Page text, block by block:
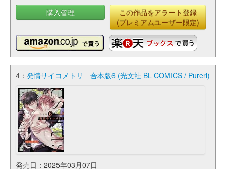
購入管理
この作品をアラート登録
(プレミアムユーザー限定)
4： 発情サイコメトリ 合本版6 (光文社 BL COMICS / Pureri)
発売日：2025年03月07日